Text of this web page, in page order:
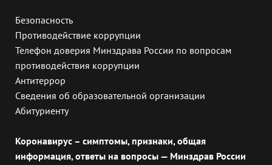
Безопасность
Противодействие коррупции
Телефон доверия Минздрава России по вопросам
противодействия коррупции
Антитеррор
Сведения об образовательной организации
Абитуриенту
Коронавирус – симптомы, признаки, общая
информация, ответы на вопросы — Минздрав России